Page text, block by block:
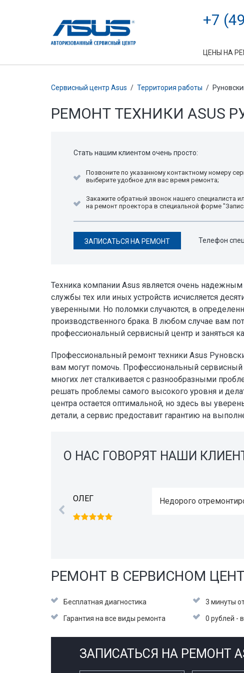
+7
ЦЕНЫ НА
Сервисный центр Asus / Территория работы /
РЕМОНТ ТЕХНИКИ ASUS
Стать нашим клиентом очень просто:
Позвоните по указанному контактному номеру
выберите удобное для вас время ремонта;
Закажите обратный звонок нашего специалиста
на ремонт проектора в специальной форме
ЗАПИСАТЬСЯ НА РЕМОНТ Телефон
Техника компании Asus является очень
службы тех или иных устройств исчисляется
уверенными. Но поломки случаются, в
производственного брака. В любом случае вам
профессиональный сервисный центр и заняться
Профессиональный ремонт техники Asus
вам могут помочь. Профессиональный
многих лет сталкивается с разнообразными
решать проблемы самого высокого уровня и
центра остается оптимальной, но здесь вы
детали, а сервис предоставит гарантию на
О НАС ГОВОРЯТ НАШИ
ОЛЕГ Недорого
РЕМОНТ В СЕРВИСНОМ
Бесплатная диагностика 3 минуты
Гарантия на все виды ремонта 0 рублей -
ЗАПИСАТЬСЯ НА РЕМОНТ